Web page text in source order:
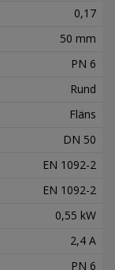
0,17
50 mm
PN 6
Rund
Fläns
DN 50
EN 1092-2
EN 1092-2
0,55 kW
2,4 A
PN 6